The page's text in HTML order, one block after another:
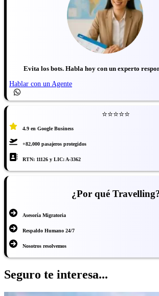
Evita los bots. Habla hoy con un experto
Hablar con un Agente
⭐⭐⭐⭐⭐
4.9 en Google Business
+82,000 pasajeros protegidos
RTN: 11126 y LIC: A-3362
¿Por qué
Asesoría Migratoria
Respaldo Humano 24/7
Nosotros resolvemos
Seguro te interesa...